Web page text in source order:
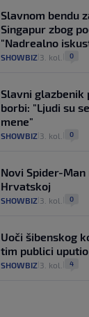
Slavnom bendu
Singapur zbog
"Nadrealno
SHOWBIZ 3. kol. 0
Slavni glazbenik
borbi: "Ljudi su
mene"
SHOWBIZ 3. kol. 0
Novi Spider-
Hrvatskoj
SHOWBIZ 3. kol. 0
Uoči šibenskog
tim publici
SHOWBIZ 3. kol. 4